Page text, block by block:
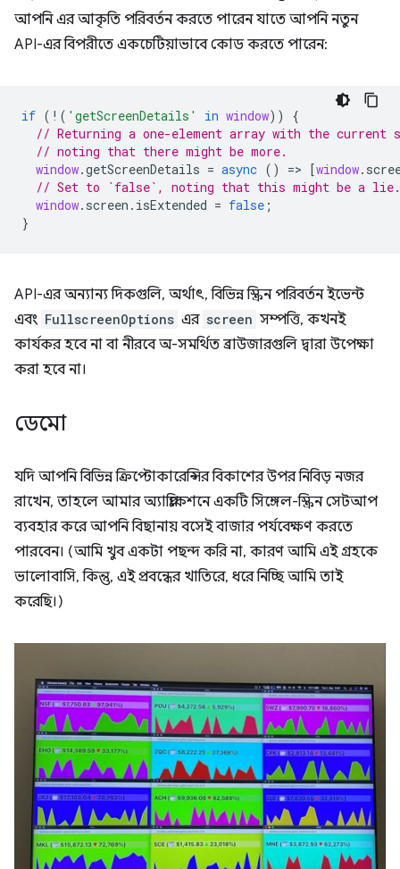
আপনি এর আকৃতি পরিবর্তন করতে পারেন যাতে আপনি নতুন
API-এর বিপরীতে একচেটিয়াভাবে কোড করতে পারেন:
if ( ! ( 'getScreenDetails' in window))
{
// Returning a one-element array with the current
// noting that there might be more.
window.getScreenDetails = async () => [window.
// Set to `false`, noting that this might be a lie.
window. screen . isExtended = false ;
}
API-এর অন্যান্য দিকগুলি, অর্থাৎ, বিভিন্ন স্ক্রিন পরিবর্তন ইভেন্ট
এবং FullscreenOptions এর screen সম্পত্তি, কখনই
কার্যকর হবে না বা নীরবে অ-সমর্থিত ব্রাউজারগুলি দ্বারা উপেক্ষা
করা হবে না।
ডেমো
যদি আপনি বিভিন্ন ক্রিপ্টোকারেন্সির বিকাশের উপর নিবিড় নজর
রাখেন, তাহলে আমার অ্যাপ্লিকেশনে একটি সিঙ্গেল-স্ক্রিন সেটআপ
ব্যবহার করে আপনি বিছানায় বসেই বাজার পর্যবেক্ষণ করতে
পারবেন। (আমি খুব একটা পছন্দ করি না, কারণ আমি এই গ্রহকে
ভালোবাসি, কিন্তু, এই প্রবন্ধের খাতিরে, ধরে নিচ্ছি আমি তাই
করেছি।)